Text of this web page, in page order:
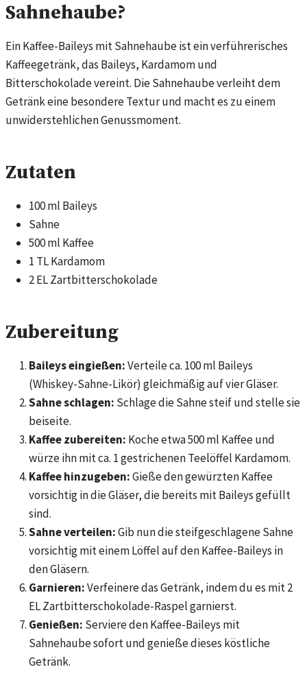
Sahnehaube?
Ein Kaffee-Baileys mit Sahnehaube ist ein verführerisches
Kaffeegetränk, das Baileys, Kardamom und
Bitterschokolade vereint. Die Sahnehaube verleiht dem
Getränk eine besondere Textur und macht es zu einem
unwiderstehlichen Genussmoment.
Zutaten
100 ml Baileys
Sahne
500 ml Kaffee
1 TL Kardamom
2 EL Zartbitterschokolade
Zubereitung
Baileys eingießen:Verteile ca. 100 ml Baileys
(Whiskey-Sahne-Likör) gleichmäßig auf vier Gläser.
Sahne schlagen: Schlage die Sahne steif und stelle sie
beiseite.
Kaffee zubereiten: Koche etwa 500 ml Kaffee und
würze ihn mit ca. 1 gestrichenen Teelöffel Kardamom.
Kaffee hinzugeben:Gieße den gewürzten Kaffee
vorsichtig in die Gläser, die bereits mit Baileys gefüllt
sind.
Sahne verteilen:Gib nun die steifgeschlagene Sahne
vorsichtig mit einem Löffel auf den Kaffee-Baileys in
den Gläsern.
Garnieren:Verfeinere das Getränk, indem du es mit 2
EL Zartbitterschokolade-Raspel garnierst.
Genießen: Serviere den Kaffee-Baileys mit
Sahnehaube sofort und genieße dieses köstliche
Getränk.